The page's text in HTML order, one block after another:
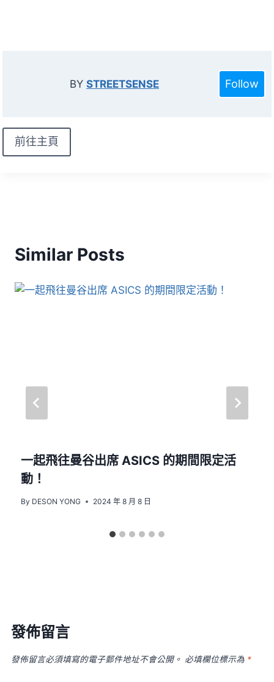
BY STREETSENSE Follow
前往主頁
Similar Posts
一起飛往曼谷出席 ASICS 的期間限定活
動！
By DESON YONG 2024 年 8 月 8 日
發佈留言
發佈留言必須填寫的電子郵件地址不會公開。 必填欄位標示為 *